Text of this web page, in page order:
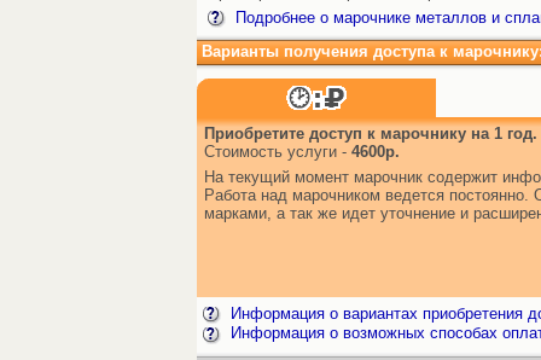
Подробнее о марочнике металлов и
Варианты получения доступа к
Приобретите доступ к марочнику на 1 год.
Стоимость услуги - 4600р.
На текущий момент марочник содержит
Работа над марочником ведется постоянно.
марками, а так же идет уточнение и
Информация о вариантах приобретения
Информация о возможных способах